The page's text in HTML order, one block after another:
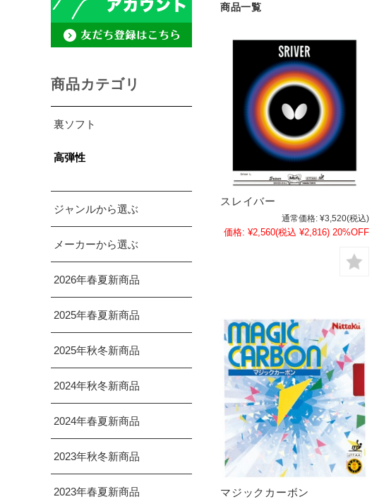
商品一覧
スレイバー
通常価格: ¥3,520(税込)
価格: ¥2,560(税込 ¥2,816) 20%OFF
マジックカーボン
商品カテゴリ
裏ソフト
高弾性
ジャンルから選ぶ
メーカーから選ぶ
2026年春夏新商品
2025年春夏新商品
2025年秋冬新商品
2024年秋冬新商品
2024年春夏新商品
2023年秋冬新商品
2023年春夏新商品